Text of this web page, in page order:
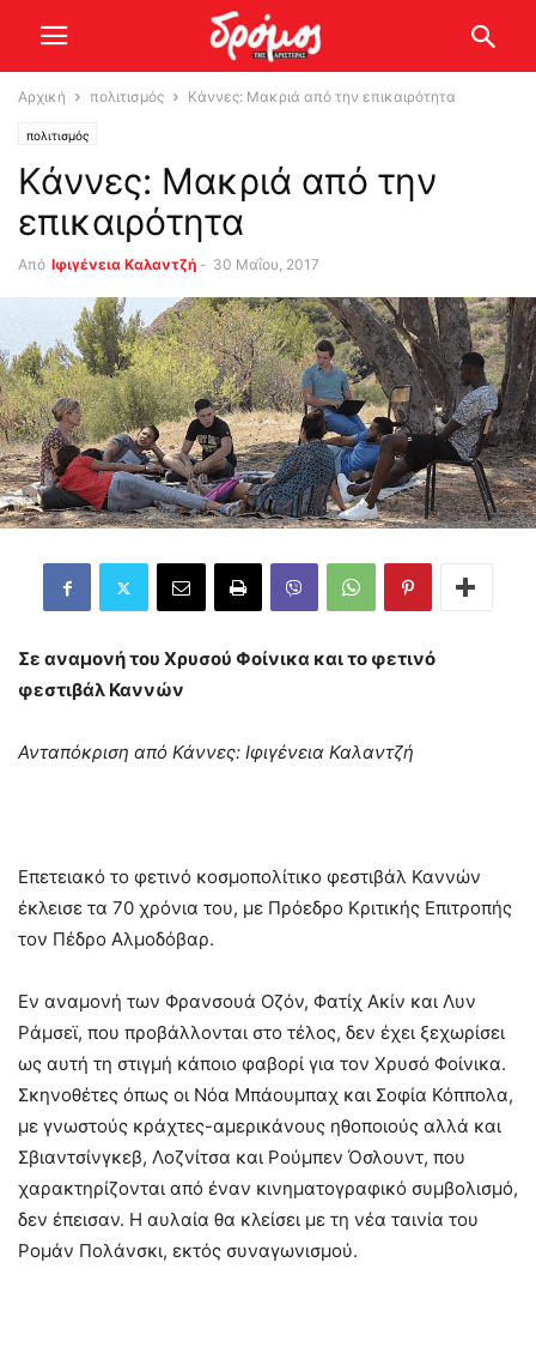
Αρχική πολιτισμός Κάννες: Μακριά από την επικαιρότητα
πολιτισμός
Κάννες: Μακριά από την
επικαιρότητα
Από Ιφιγένεια Καλαντζή - 30 Μαΐου, 2017
Σε αναμονή του Χρυσού Φοίνικα και το φετινό
φεστιβάλ Καννών
Ανταπόκριση από Κάννες: Ιφιγένεια Καλαντζή
Επετειακό το φετινό κοσμοπολίτικο φεστιβάλ Καννών
έκλεισε τα 70 χρόνια του, με Πρόεδρο Κριτικής Επιτροπής
τον Πέδρο Αλμοδόβαρ.
Εν αναμονή των Φρανσουά Οζόν, Φατίχ Ακίν και Λυν
Ράμσεϊ, που προβάλλονται στο τέλος, δεν έχει ξεχωρίσει
ως αυτή τη στιγμή κάποιο φαβορί για τον Χρυσό Φοίνικα.
Σκηνοθέτες όπως οι Νόα Μπάουμπαχ και Σοφία Κόππολα,
με γνωστούς κράχτες-αμερικάνους ηθοποιούς αλλά και
Σβιαντσίνγκεβ, Λοζνίτσα και Ρούμπεν Όσλουντ, που
χαρακτηρίζονται από έναν κινηματογραφικό συμβολισμό,
δεν έπεισαν. Η αυλαία θα κλείσει με τη νέα ταινία του
Ρομάν Πολάνσκι, εκτός συναγωνισμού.